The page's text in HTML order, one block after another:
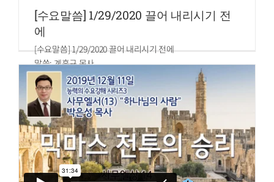
[수요말씀] 1/29/2020 끌어 내리시기 전
에
[수요말씀] 1/29/2020 끌어 내리시기 전에
말씀: 계흥규 목사
오바댜 1:3~4
3.너의 마음의 교만이 너를 속였도다 바위 틈에 거주하며 높
은 곳에 사는 자여 네가 마음에 이르기를 누가 능히 나를 땅에
끌어내리겠느냐 하니
4.네가 독수리처럼 높이 오르며 별 사이에 깃들일지라도 내가
거기에서 너를 끌어내리리라 여호와의 말씀이니라